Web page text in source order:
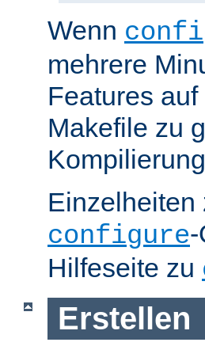
Wenn
mehrere
Features
Makefile zu
Einzelheiten
configure
Hilfeseite zu
Erstellen